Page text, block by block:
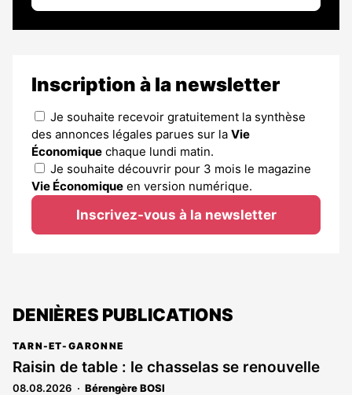
Inscription à la newsletter
Je souhaite recevoir gratuitement la synthèse
des annonces légales parues sur la Vie
Économique chaque lundi matin.
Je souhaite découvrir pour 3 mois le magazine
Vie Économique en version numérique.
Inscrivez-vous à la newsletter
DENIÈRES PUBLICATIONS
TARN-ET-GARONNE
Raisin de table : le chasselas se renouvelle
08.08.2026 Bérengère BOSI